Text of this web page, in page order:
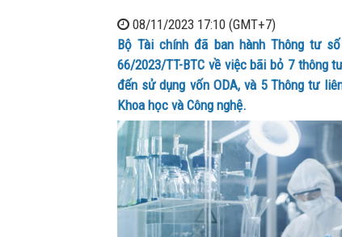
08/11/2023 17:10 (GMT+7)
Bộ Tài chính đã ban hành Thông tư
66/2023/TT-BTC về việc bãi bỏ 7 thông
đến sử dụng vốn ODA, và 5 Thông tư
Khoa học và Công nghệ.